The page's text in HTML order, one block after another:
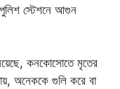
স্টেশনে আগুন
কনকোসোতে মৃতের
অনেককে গুলি করে বা